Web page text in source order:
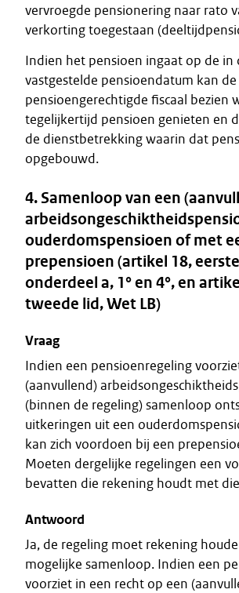
vervroegde pensionering naar rato
verkorting toegestaan
Indien het pensioen ingaat op de in
vastgestelde pensioendatum kan de
pensioengerechtigde fiscaal bezien
tegelijkertijd pensioen genieten en
de dienstbetrekking waarin dat
opgebouwd.
4. Samenloop van een
ouderdomspensioen of met
prepensioen (artikel 18,
onderdeel a, 1° en 4°, en
tweede lid, Wet LB)
Vraag
Indien een pensioenregeling
(aanvullend)
(binnen de regeling) samenloop
uitkeringen uit een
kan zich voordoen bij een
Moeten dergelijke regelingen een
bevatten die rekening houdt met
Antwoord
Ja, de regeling moet rekening
mogelijke samenloop. Indien een
voorziet in een recht op een